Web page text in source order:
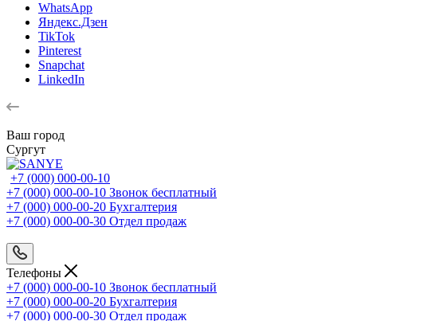
WhatsApp
Яндекс.Дзен
TikTok
Pinterest
Snapchat
LinkedIn
Ваш город
Сургут
+7 (000) 000-00-10
+7 (000) 000-00-10 Звонок бесплатный
+7 (000) 000-00-20 Бухгалтерия
+7 (000) 000-00-30 Отдел продаж
Телефоны
+7 (000) 000-00-10 Звонок бесплатный
+7 (000) 000-00-20 Бухгалтерия
+7 (000) 000-00-30 Отдел продаж